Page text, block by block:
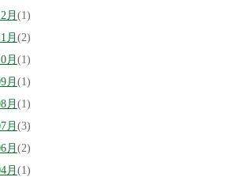
月 (1)
月 (2)
月 (1)
月 (1)
月 (1)
月 (3)
月 (2)
月 (1)